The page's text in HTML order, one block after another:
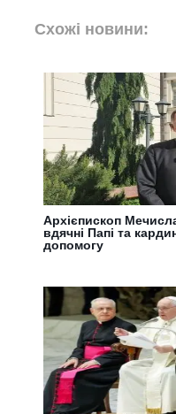
Схожі новини:
Архієпископ
вдячні Папі та
допомогу